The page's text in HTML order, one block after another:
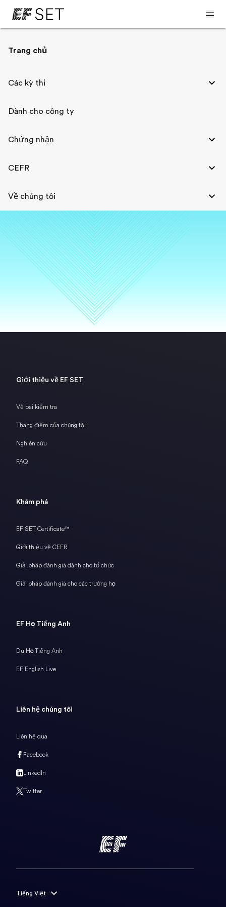
Trang chủ
Các kỳ thi
Dành cho công ty
Chứng nhận
CEFR
Về chúng tôi
Nhập địa chỉ email bạn đã sử dụng khi làm bài
Giới thiệu về EF SET
Về bài kiểm tra
Thang điểm của chúng tôi
Nghiên cứu
FAQ
Khám phá
EF SET Certificate™
Giới thiệu về CEFR
Giải pháp đánh giá dành cho tổ chức
Giải pháp đánh giá cho các trường học
EF Học Tiếng Anh
Du Học Tiếng Anh
EF English Live
Liên hệ chúng tôi
Liên hệ qua
Facebook
LinkedIn
Twitter
Tiếng Việt